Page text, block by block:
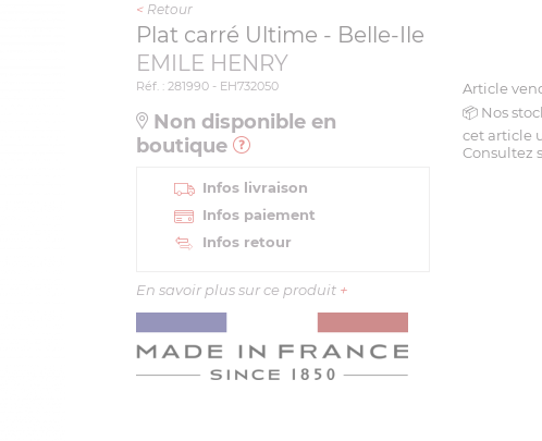
< Retour
Plat carré Ultime - Belle-Ile
EMILE HENRY
Article
📦 Nos
cet article
Consultez
Réf. : 281990 - EH732050
Non disponible en
boutique
Infos livraison
Infos paiement
Infos retour
En savoir plus sur ce produit +